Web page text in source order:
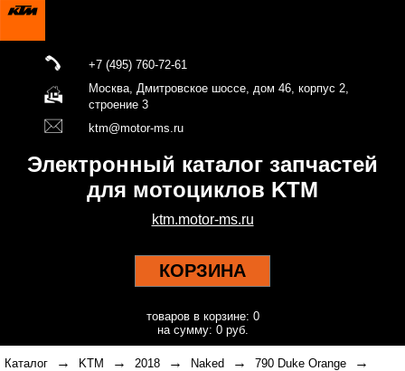
+7 (495) 760-72-61
Москва, Дмитровское шоссе, дом 46, корпус 2,
строение 3
ktm@motor-ms.ru
Электронный каталог запчастей
для мотоциклов KTM
ktm.motor-ms.ru
КОРЗИНА
товаров в корзине: 0
на сумму: 0 руб.
Каталог → KTM → 2018 → Naked → 790 Duke Orange →